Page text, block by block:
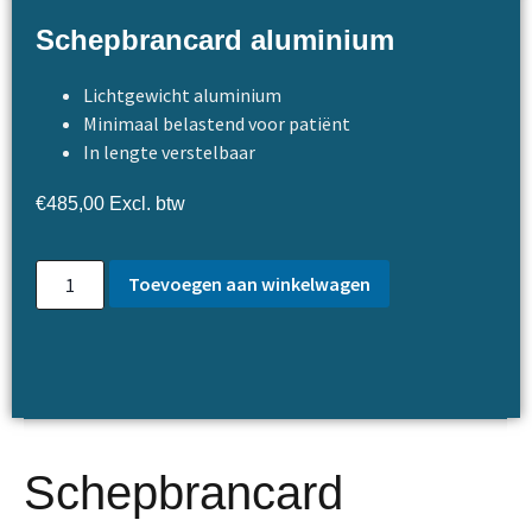
Schepbrancard aluminium
Lichtgewicht aluminium
Minimaal belastend voor patiënt
In lengte verstelbaar
€485,00 Excl. btw
Toevoegen aan winkelwagen
Schepbrancard